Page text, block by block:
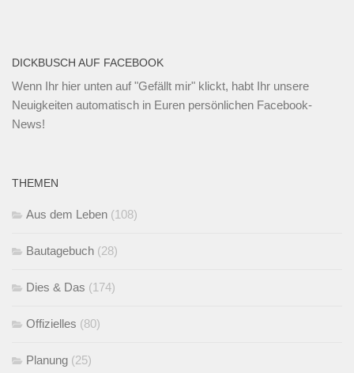
DICKBUSCH AUF FACEBOOK
Wenn Ihr hier unten auf "Gefällt mir" klickt, habt Ihr unsere
Neuigkeiten automatisch in Euren persönlichen Facebook-
News!
THEMEN
Aus dem Leben (108)
Bautagebuch (28)
Dies & Das (174)
Offizielles (80)
Planung (25)